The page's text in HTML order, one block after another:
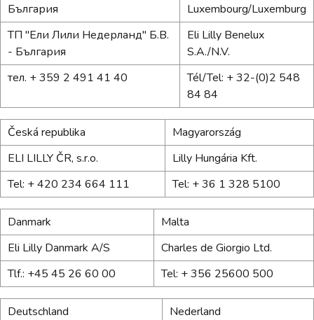
България
Luxembourg/Luxemburg
ТП "Ели Лили Недерланд" Б.В.
- България
Eli Lilly Benelux
S.A./N.V.
тел. + 359 2 491 41 40
Tél/Tel: + 32-(0)2 548
84 84
Česká republika
Magyarország
ELI LILLY ČR, s.r.o.
Lilly Hungária Kft.
Tel: + 420 234 664 111
Tel: + 36 1 328 5100
Danmark
Malta
Eli Lilly Danmark A/S
Charles de Giorgio Ltd.
Tlf.: +45 45 26 60 00
Tel: + 356 25600 500
Deutschland
Nederland